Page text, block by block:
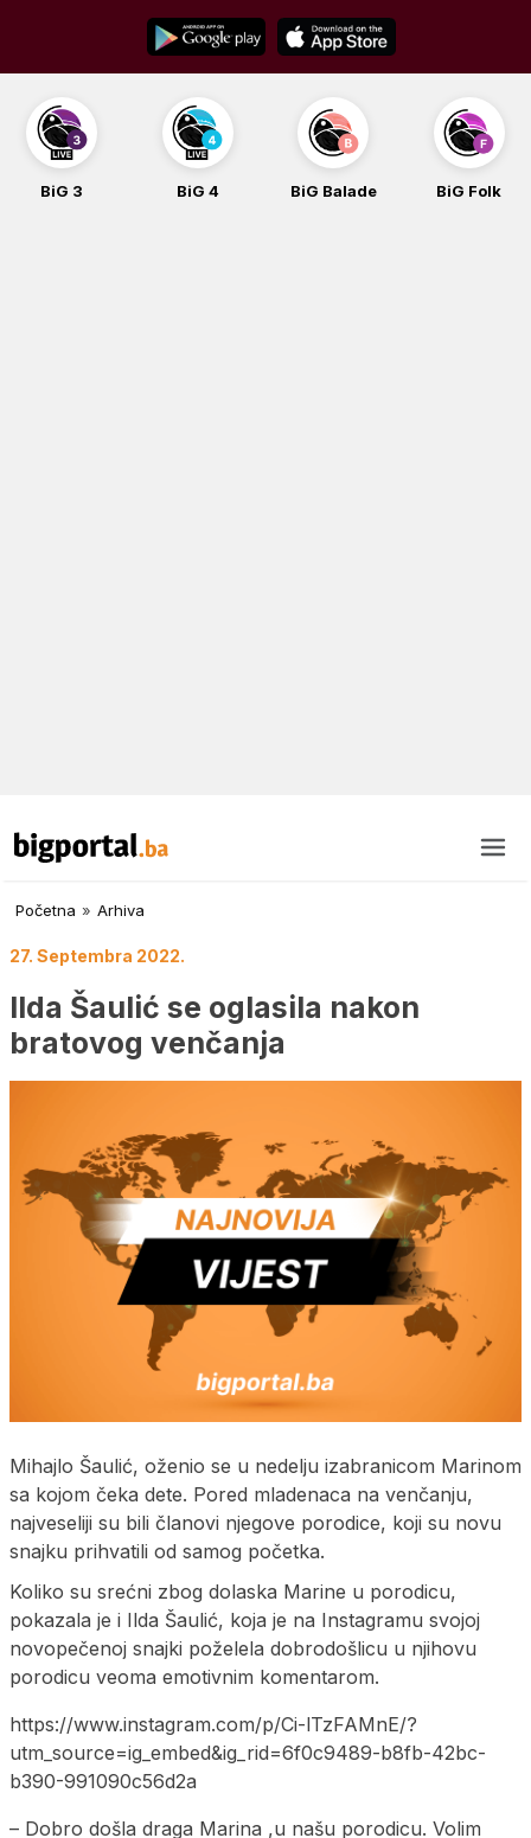
content
BiG 3 BiG 4 BiG Balade BiG Folk
Početna » Arhiva
27. Septembra 2022.
Ilda Šaulić se oglasila nakon
bratovog venčanja
Mihajlo Šaulić, oženio se u nedelju izabranicom Marinom
sa kojom čeka dete. Pored mladenaca na venčanju,
najveseliji su bili članovi njegove porodice, koji su novu
snajku prihvatili od samog početka.
Koliko su srećni zbog dolaska Marine u porodicu,
pokazala je i Ilda Šaulić, koja je na Instagramu svojoj
novopečenoj snajki poželela dobrodošlicu u njihovu
porodicu veoma emotivnim komentarom.
https://www.instagram.com/p/Ci-lTzFAMnE/?
utm_source=ig_embed&ig_rid=6f0c9489-b8fb-42bc-
b390-991090c56d2a
– Dobro došla draga Marina ,u našu porodicu. Volim